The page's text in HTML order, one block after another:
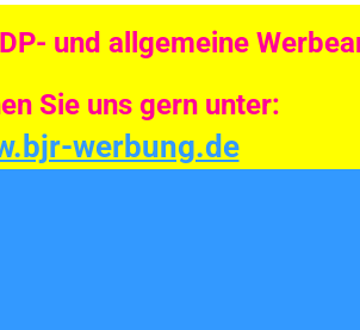
und allgemeine
Sie uns gern unter:
werbung.de